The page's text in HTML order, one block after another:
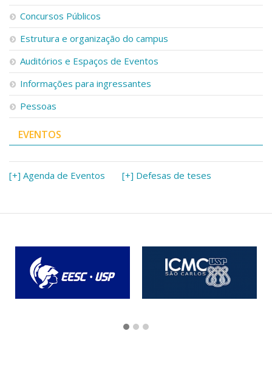
Concursos Públicos
Estrutura e organização do campus
Auditórios e Espaços de Eventos
Informações para ingressantes
Pessoas
EVENTOS
[+] Agenda de Eventos [+] Defesas de teses